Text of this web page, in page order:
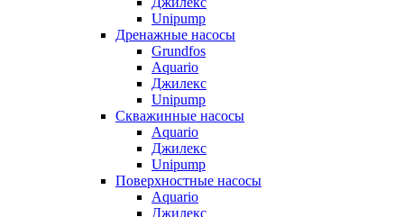
Unipump
Дренажные насосы
Grundfos
Aquario
Джилекс
Unipump
Скважинные насосы
Aquario
Джилекс
Unipump
Поверхностные насосы
Aquario
Джилекс